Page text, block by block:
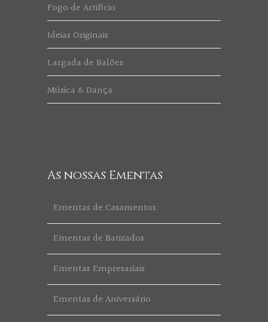
Fogo de Artifício
Ideias Originais
Largada de Balões
Música & Dança
As nossas Ementas
Ementas de Casamentos
Ementas de Batizados
Ementas Empresariais
Ementas de Aniversário